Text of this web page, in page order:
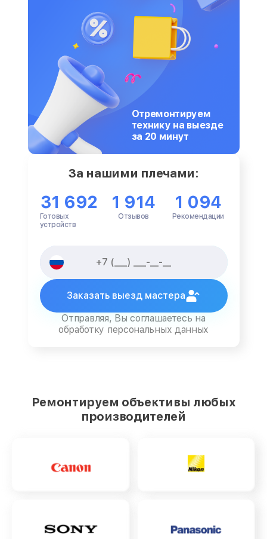
Отремонтируем
технику на выезде
за 20 минут
За нашими плечами:
31 692
Готовых
устройств
1 914
Отзывов
1 094
Рекомендации
Заказать выезд мастера
Отправляя, Вы соглашаетесь на
обработку персональных данных
Ремонтируем объективы любых
производителей